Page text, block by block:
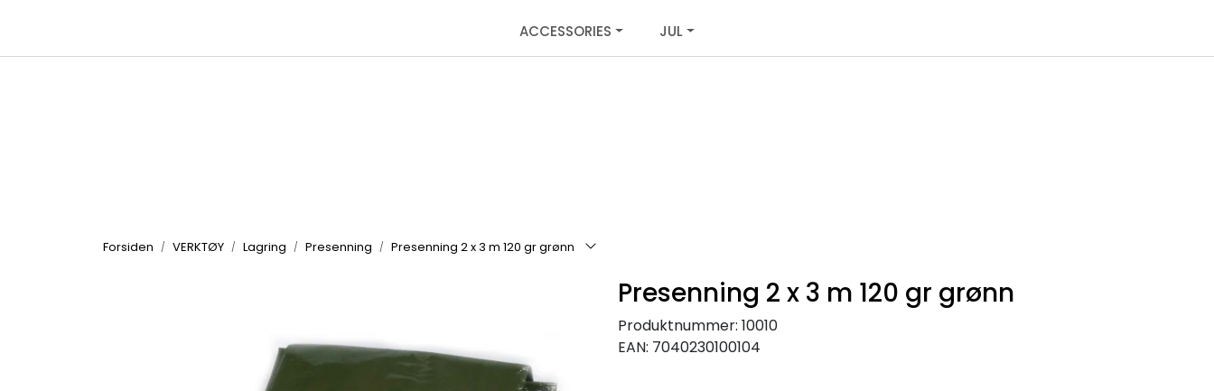
ACCESSORIES JUL
Forsiden VERKTØY Lagring Presenning Presenning 2 x 3 m 120 gr grønn
Presenning 2 x 3 m 120 gr grønn
Produktnummer: 10010
EAN: 7040230100104